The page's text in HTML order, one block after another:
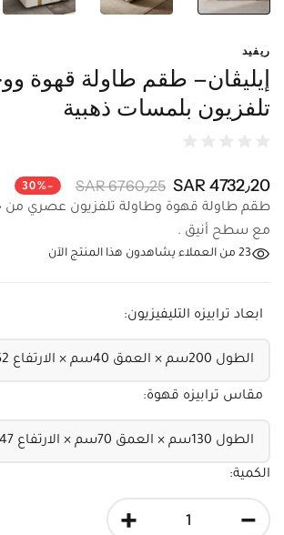
ريفيد
إيليڤان– طقم طاولة قهوة
تلفزيون بلمسات ذهبية
4732٫20 SAR 6760٫25 SAR -30%
طقم طاولة قهوة وطاولة تلفزيون عصري
فاخر مع سطح أنيق .
23 من العملاء يشاهدون هذا المنتج الآن
ابعاد ترابيزه التليفيزيون:
مقاس ترابيزه قهوة:
الكمية:
-
+